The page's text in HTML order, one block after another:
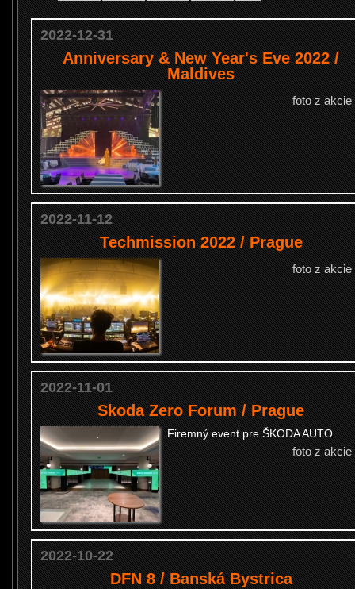
2022-12-31
Anniversary & New Year's Eve 2022 /
Maldives
foto z akcie
2022-11-12
Techmission 2022 / Prague
foto z akcie
2022-11-01
Skoda Zero Forum / Prague
Firemný event pre ŠKODA AUTO.
foto z akcie
2022-10-22
DFN 8 / Banská Bystrica